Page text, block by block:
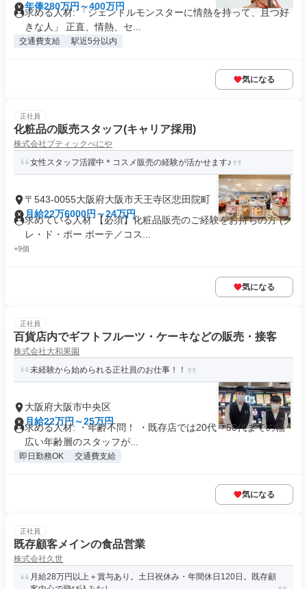
年俸280万円～400万円
求める人材: 「ジェントルモンスターに情熱を持って、且つ好
きな人」 正直、情熱、セ...
交通費支給 駅近5分以内
気になる
正社員
化粧品の販売スタッフ(キャリア採用)
株式会社ブティックべにや
女性スタッフ活躍中＊コスメ販売の経験が活かせます♪
〒543-0055大阪府大阪市天王寺区悲田院町
月給22万6000円～24万円
求めている人材 【必須】化粧品販売のご経験をお持ちの方 (ク
レ・ド・ポー ボーテ／コス...
+9個
気になる
正社員
百貨店内でギフトフルーツ・ケーキなどの販売・接客
株式会社大和果園
未経験から始められる正社員のお仕事！！
大阪府大阪市中央区
月給22万円～25万円
求める人材: ・年齢不問！ ・既存店では20代～50代までの幅
広い年齢層のスタッフが...
即日勤務OK 交通費支給
気になる
正社員
既存顧客メインの食品営業
株式会社久世
月給28万円以上＋賞与あり。土日祝休み・年間休日120日。既存顧